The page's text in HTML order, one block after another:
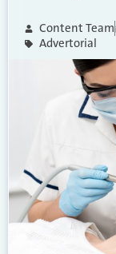
Content Team
Advertorial